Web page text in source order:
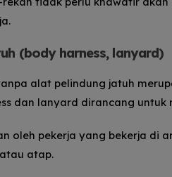
(body harness, lanyard)
alat pelindung jatuh
dan lanyard dirancang
oleh pekerja yang bekerja di
atap.